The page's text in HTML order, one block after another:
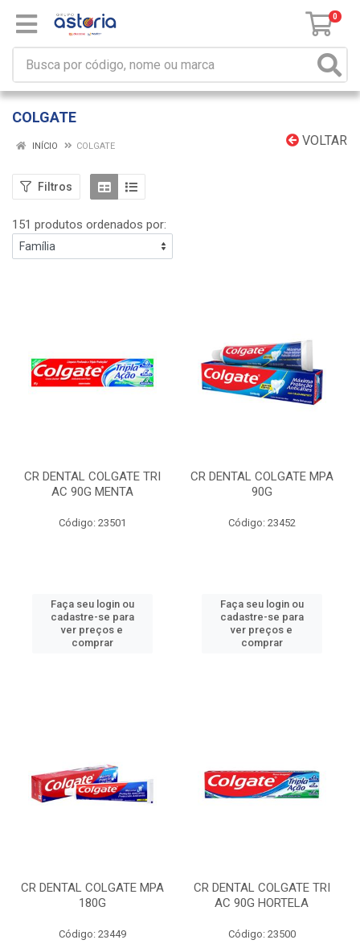
0
COLGATE
VOLTAR
INÍCIO COLGATE
Filtros
151 produtos ordenados por:
CR DENTAL COLGATE TRI
AC 90G MENTA
Código: 23501
Faça seu login ou
cadastre-se para
ver preços e
comprar
CR DENTAL COLGATE MPA
90G
Código: 23452
Faça seu login ou
cadastre-se para
ver preços e
comprar
CR DENTAL COLGATE MPA
180G
Código: 23449
CR DENTAL COLGATE TRI
AC 90G HORTELA
Código: 23500